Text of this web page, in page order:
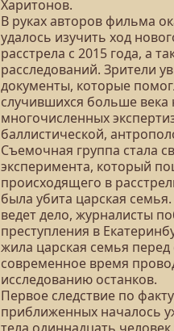
Харитонов.
В руках авторов фильма
удалось изучить ход
расстрела с 2015 года, а
расследований. Зрители
документы, которые
случившихся больше века
многочисленных
баллистической,
Съемочная группа стала
эксперимента, который
происходящего в
была убита царская
ведет дело, журналисты
преступления в
жила царская семья перед
современное время
исследованию останков.
Первое следствие по
приближенных началось